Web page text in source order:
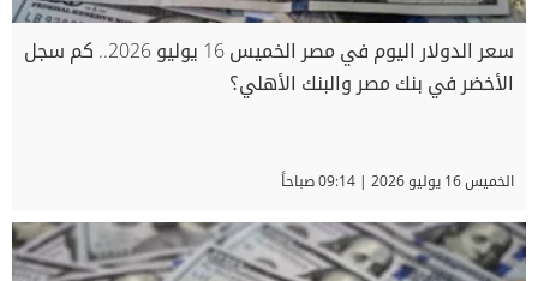
سعر الدولار اليوم في مصر الخميس 16 يوليو 2026.. كم سجل
الأخضر في بنك مصر والبنك الأهلي؟
الخميس 16 يوليو 2026 | 09:14 صباحاً